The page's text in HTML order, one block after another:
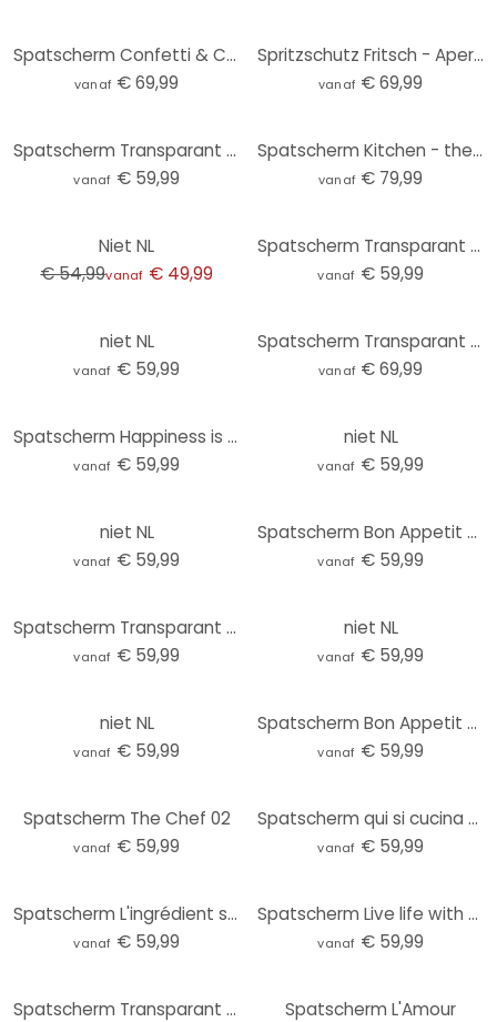
Spatscherm Confetti & Cream - Oh Lala
vanaf € 69,99
Spritzschutz Fritsch - Aperol Spritz
vanaf € 69,99
Spatscherm Transparant - Le bonheur
vanaf € 59,99
Spatscherm Kitchen - the heart of my home
vanaf € 79,99
Niet NL
€ 54,99vanaf € 49,99
Spatscherm Transparant - L'ingrediente segreto è sempre..
vanaf € 59,99
niet NL
vanaf € 59,99
Spatscherm Transparant - This Kitchen is for Dancing
vanaf € 69,99
Spatscherm Happiness is Homemade
vanaf € 59,99
niet NL
vanaf € 59,99
niet NL
vanaf € 59,99
Spatscherm Bon Appetit – Transparant
vanaf € 59,99
Spatscherm Transparant - La felicità è fatta in casa
vanaf € 59,99
niet NL
vanaf € 59,99
niet NL
vanaf € 59,99
Spatscherm Bon Appetit - Lotusbloemen
vanaf € 59,99
Spatscherm The Chef 02
vanaf € 59,99
Spatscherm qui si cucina piccante
vanaf € 59,99
Spatscherm L'ingrédient secret est toujours l'amour
vanaf € 59,99
Spatscherm Live life with a little spice 02
vanaf € 59,99
Spatscherm Transparant - Do all things with love Spatscherm L'Amour